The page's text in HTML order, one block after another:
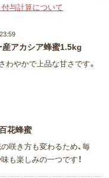
与計算について
アカシア蜂蜜1.5kg
わやかで上品な甘さです。
花蜂蜜
咲き方も変わるため、毎
も楽しみの一つです！